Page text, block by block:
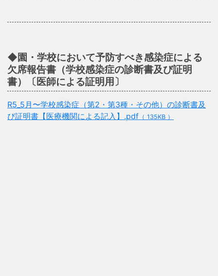
◆園・学校において予防すべき感染症による
欠席報告書（学校感染症の診断書及び証明
書）〔医師による証明用〕
R5_5月〜学校感染症（第2・第3種・その他）の診断書及
び証明書【医療機関による記入】.pdf （ 135KB ）